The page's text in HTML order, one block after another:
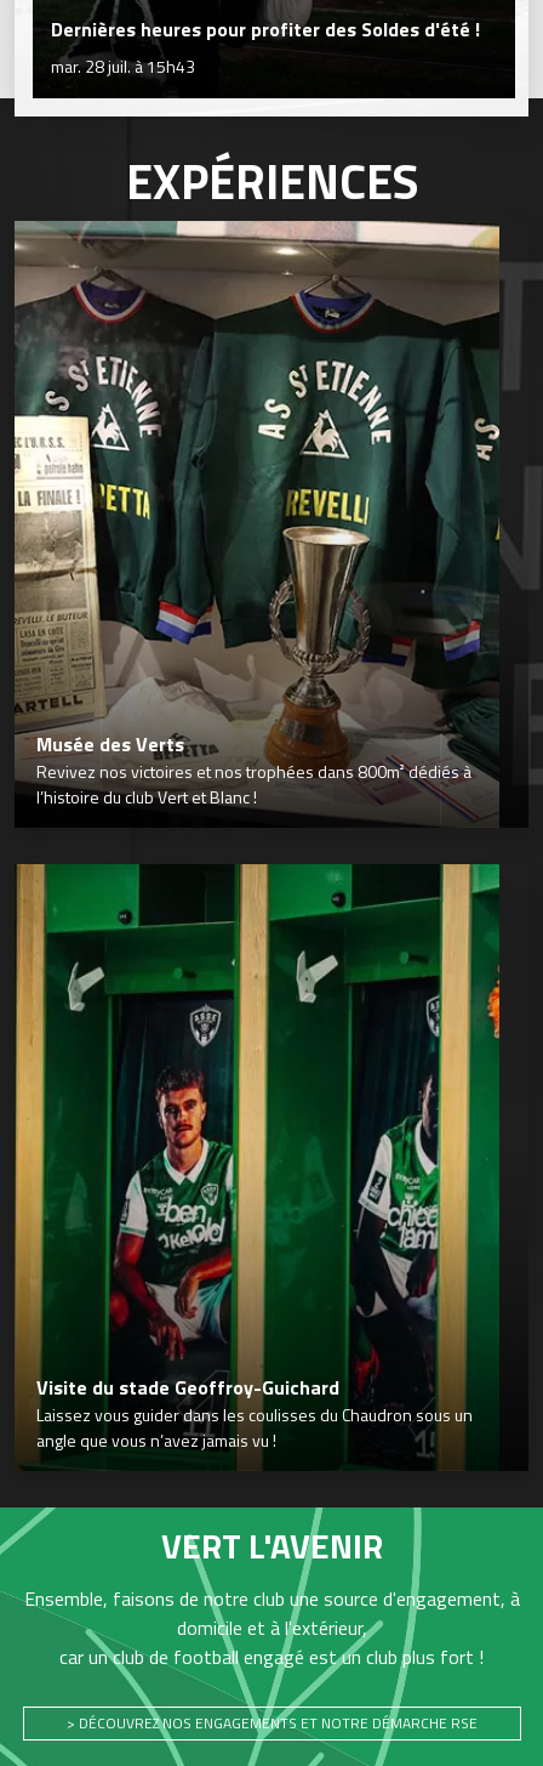
Dernières heures pour profiter des Soldes d'été !
mar. 28 juil. à 15h43
EXPÉRIENCES
Musée des Verts
Revivez nos victoires et nos trophées dans 800m² dédiés à
l’histoire du club Vert et Blanc !
Visite du stade Geoffroy-Guichard
Laissez vous guider dans les coulisses du Chaudron sous un
angle que vous n’avez jamais vu !
VERT L'AVENIR
Ensemble, faisons de notre club une source d'engagement, à
domicile et à l'extérieur,
car un club de football engagé est un club plus fort !
> DÉCOUVREZ NOS ENGAGEMENTS ET NOTRE DÉMARCHE RSE